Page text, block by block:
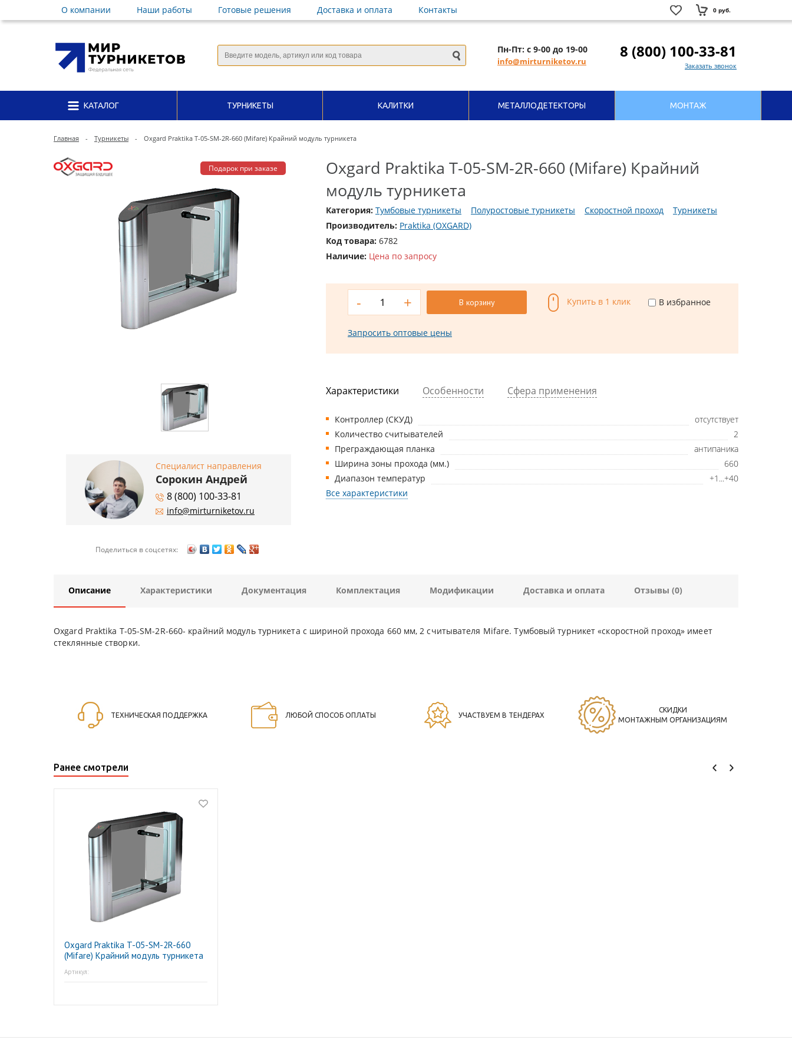
О компании Наши работы Готовые решения Доставка и оплата Контакты 0 руб.
Пн-Пт: с 9-00 до 19-00
info@mirturniketov.ru
8 (800) 100-33-81
Заказать звонок
КАТАЛОГ ТУРНИКЕТЫ КАЛИТКИ МЕТАЛЛОДЕТЕКТОРЫ МОНТАЖ
Главная - Турникеты - Oxgard Praktika T-05-SM-2R-660 (Mifare) Крайний модуль турникета
Подарок при заказе
Специалист направления
Сорокин Андрей
8 (800) 100-33-81
info@mirturniketov.ru
Поделиться в соцсетях:
Oxgard Praktika T-05-SM-2R-660 (Mifare) Крайний
модуль турникета
Категория: Тумбовые турникеты Полуростовые турникеты Скоростной проход
Турникеты
Производитель: Praktika (OXGARD)
Код товара: 6782
Наличие: Цена по запросу
- + В корзину Купить в 1 клик В избранное
Запросить оптовые цены
Характеристики Особенности Сфера применения
Контроллер (СКУД)
отсутствует
Количество считывателей
2
Преграждающая планка
антипаника
Ширина зоны прохода (мм.)
660
Диапазон температур
+1...+40
Все характеристики
Описание Характеристики Документация Комплектация Модификации Доставка и оплата Отзывы (0)
Oxgard Praktika T-05-SM-2R-660- крайний модуль турникета с шириной прохода 660 мм, 2 считывателя Mifare. Тумбовый турникет «скоростной проход» имеет
стеклянные створки.
ТЕХНИЧЕСКАЯ ПОДДЕРЖКА ЛЮБОЙ СПОСОБ ОПЛАТЫ УЧАСТВУЕМ В ТЕНДЕРАХ
СКИДКИ
МОНТАЖНЫМ ОРГАНИЗАЦИЯМ
Ранее смотрели
Oxgard Praktika T-05-SM-2R-660
(Mifare) Крайний модуль турникета
Артикул: